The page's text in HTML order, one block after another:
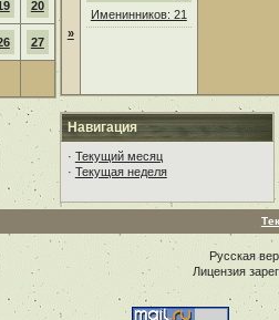
20
27
»
Именинников: 21
Навигация
· Текущий месяц
· Текущая неделя
Русская
Лицензия